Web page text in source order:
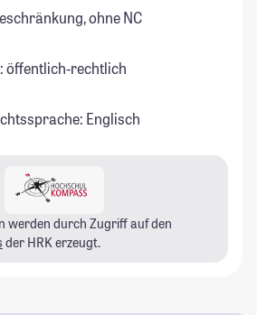
ohne NC
öffentlich-rechtlich
Englisch
werden durch Zugriff auf den
der HRK erzeugt.